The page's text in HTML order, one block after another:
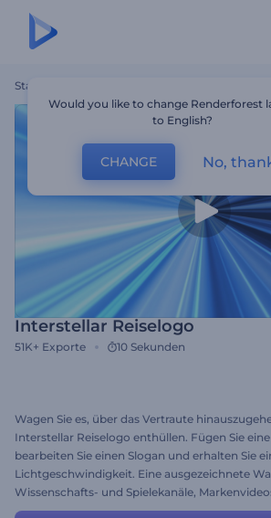
Startseite
Interstellar Reiselogo
51K+ Exporte 10 Sekunden
Wagen Sie es, über das Vertraute
Interstellar Reiselogo enthüllen. Fügen Sie
bearbeiten Sie einen Slogan und erhalten Sie
Lichtgeschwindigkeit. Eine ausgezeichnete
Wissenschafts- und Spielekanäle,
Präsentationseröffnungen, Filmtrailer und
Would you like to change Renderforest
to English?
CHANGE No,